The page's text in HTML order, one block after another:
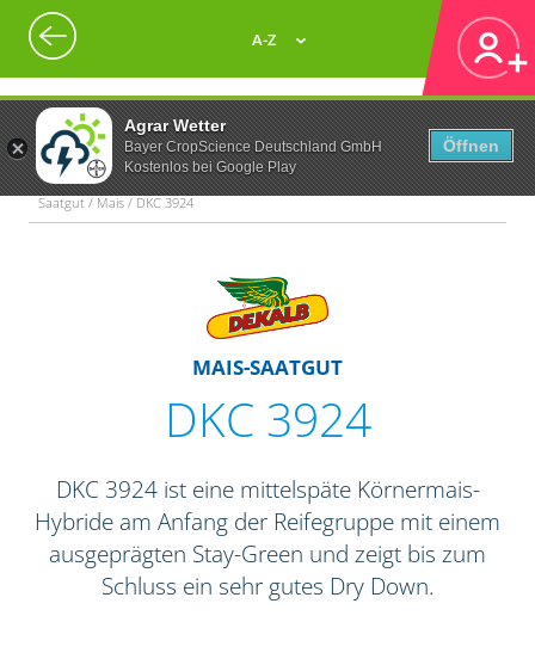
Agrar Wetter
Bayer CropScience Deutschland GmbH
Kostenlos bei Google Play
Öffnen
A-Z
Saatgut / Mais / DKC 3924
MAIS-SAATGUT
DKC 3924
DKC 3924 ist eine mittelspäte Körnermais-
Hybride am Anfang der Reifegruppe mit einem
ausgeprägten Stay-Green und zeigt bis zum
Schluss ein sehr gutes Dry Down.